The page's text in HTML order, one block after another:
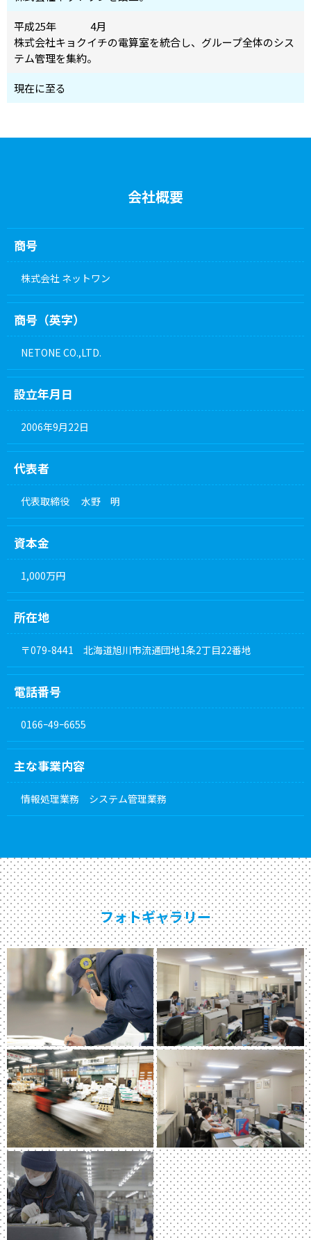
平成25年
4月
株式会社キョクイチの電算室を統合し、グループ全体のシス
テム管理を集約。
現在に至る
会社概要
商号
株式会社 ネットワン
商号（英字）
NETONE CO.,LTD.
設立年月日
2006年9月22日
代表者
代表取締役 水野 明
資本金
1,000万円
所在地
〒079-8441 北海道旭川市流通団地1条2丁目22番地
電話番号
0166ｰ49ｰ6655
主な事業内容
情報処理業務 システム管理業務
フォトギャラリー